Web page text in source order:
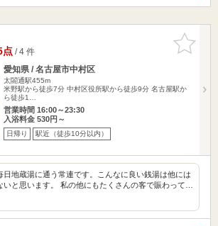
お気に入
りに追加
点/ 4 件
愛知県 / 名古屋市中村区
太閤通駅455m
米野駅から徒歩7分 中村区役所駅から徒歩9分 名古屋駅か
ら徒歩1…
営業時間 16:00～23:30
入浴料金 530円～
日帰り 駅近（徒歩10分以内）
日地蔵湯に通う常連です。こんなに良い銭湯は他には
いと思います。 私の他にもたくさんの客で賑わって…